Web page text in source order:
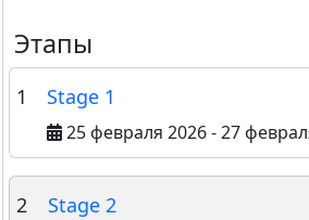
Этапы
1 Stage 1
25 февраля 2026 - 27
2 Stage 2